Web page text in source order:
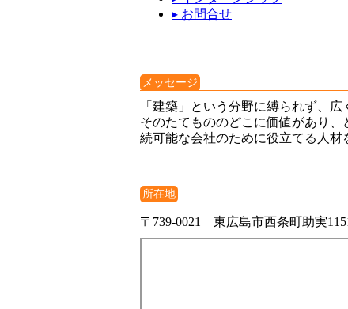
▸ お問合せ
メッセージ
「建築」という分野に縛られず、
そのたてもののどこに価値があり
続可能な会社のために役立てる人材
所在地
〒739-0021 東広島市西条町助実